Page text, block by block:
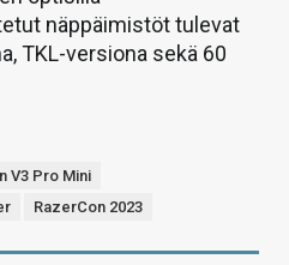
näppäimistöt tulevat
TKL-versiona sekä 60
V3 Pro Mini
RazerCon 2023